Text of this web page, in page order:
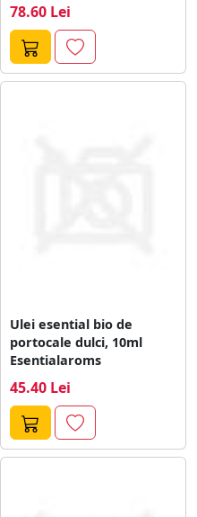
78.60 Lei
Ulei esential bio de
portocale dulci, 10ml
Esentialaroms
45.40 Lei